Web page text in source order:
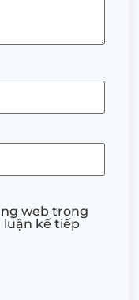
web trong
luận kế tiếp